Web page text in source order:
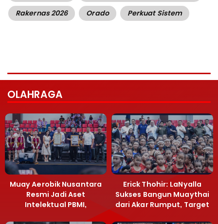
Rakernas 2026
Orado Perkuat Sistem
OLAHRAGA
Muay Aerobik Nusantara
Resmi Jadi Aset
Intelektual PBMI,
Erick Thohir: LaNyalla
Sukses Bangun Muaythai
dari Akar Rumput, Target